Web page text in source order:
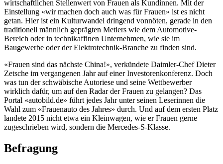
wirtschaftlichen Stellenwert von Frauen als Kundinnen. Mit der
Einstellung «wir machen doch auch was für Frauen» ist es nicht
getan. Hier ist ein Kulturwandel dringend vonnöten, gerade in den
traditionell männlich geprägten Metiers wie dem Automotive-
Bereich oder in technik­affinen Unternehmen, wie sie im
Baugewerbe oder der Elektrotechnik-Branche zu finden sind.
«Frauen sind das nächste China!», verkündete Daimler-Chef Dieter
Zetsche im vergangenen Jahr auf einer Investorenkonferenz. Doch
was tun der schwäbische Autoriese und seine Wettbewerber
wirklich dafür, um auf den Radar der Frauen zu gelangen? Das
Portal «autobild.de» führt jedes Jahr unter seinen Leserinnen die
Wahl zum «Frauenauto des Jahres» durch. Und auf dem ersten Platz
landete 2015 nicht etwa ein Kleinwagen, wie er Frauen gerne
zugeschrieben wird, sondern die Mercedes-S-Klasse.
Befragung